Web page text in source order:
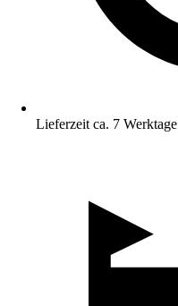
Lieferzeit ca. 7 Werktage